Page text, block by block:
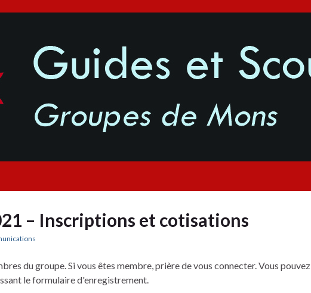
– Inscriptions et cotisations
du groupe. Si vous êtes membre, prière de vous connecter. Vous pouvez
le formulaire d'enregistrement.